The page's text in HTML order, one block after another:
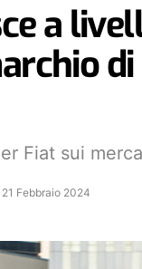
a
Fiat sui
21 Febbraio 2024